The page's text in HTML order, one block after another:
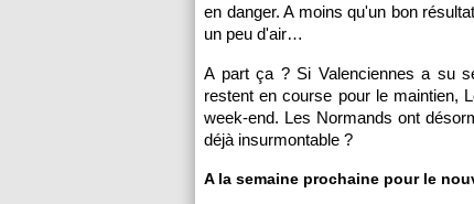
en danger. A moins qu'un bon
un peu d'air…
A part ça ? Si Valenciennes a su
restent en course pour le maintien,
week-end. Les Normands ont
déjà insurmontable ?
A la semaine prochaine pour le